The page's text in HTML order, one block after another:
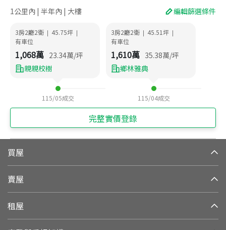
1公里內 | 半年內 | 大樓 編輯篩選條件
3房2廳2衛 | 45.75坪 |
有車位
1,068萬 23.34萬/坪
親親校樹
115/05成交
3房2廳2衛 | 45.51坪 |
有車位
1,610萬 35.38萬/坪
鄉林雅典
115/04成交
完整實價登錄
買屋
賣屋
租屋